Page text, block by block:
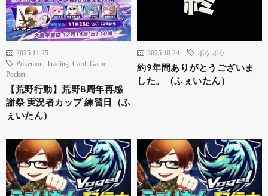
2025.11.25
Pokémon Trading Card Game
Pocket
【荒野行動】荒野8周年再感
謝祭 実況者カップ 練習日（ふ
ぇいたん）
2025.10.24 ポケポケ
約9年間ありがとうございま
した。（ふぇいたん）